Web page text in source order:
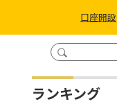
口座開設
ランキング